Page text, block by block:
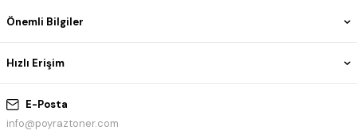
E-Posta
info@poyraztoner.com
Önemli Bilgiler
Hızlı Erişim